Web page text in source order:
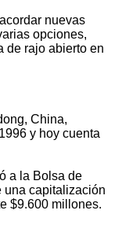
nuevas
opciones,
de rajo abierto en
China,
y hoy cuenta
a la Bolsa de
una capitalización
$9.600 millones.